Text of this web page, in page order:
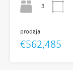
3
prodaja
€562,485